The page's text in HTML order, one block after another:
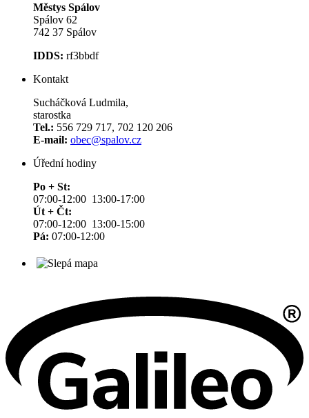
Městys Spálov
Spálov 62
742 37 Spálov
IDDS: rf3bbdf
Kontakt
Sucháčková Ludmila,
starostka
Tel.: 556 729 717, 702 120 206
E-mail: obec@spalov.cz
Úřední hodiny
Po + St:
07:00-12:00 13:00-17:00
Út + Čt:
07:00-12:00 13:00-15:00
Pá: 07:00-12:00